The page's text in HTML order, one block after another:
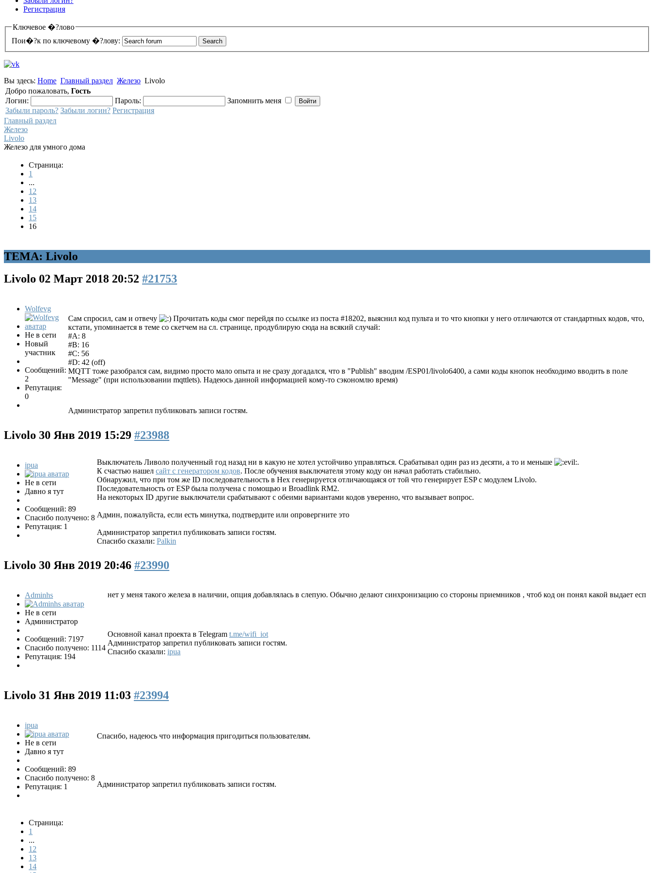
Регистрация
Ключевое �?лово
Пои�?к по ключевому �?лову:
Вы здесь: Home Главный раздел Железо Livolo
Добро пожаловать, Гость
Логин:
Пароль:
Запомнить меня
Забыли пароль? Забыли логин? Регистрация
Главный раздел
Железо
Livolo
Железо для умного дома
Страница:
1
...
12
13
14
15
16
ТЕМА: Livolo
Livolo 02 Март 2018 20:52 #21753
Wolfevg
Не в сети
Новый
участник
Сообщений:
2
Репутация:
0
Сам спросил, сам и отвечу
Прочитать коды смог перейдя по ссылке из поста #18202, выяснил код пульта и то что кнопки у него отличаются от стандартных кодов, что,
кстати, упоминается в теме со скетчем на сл. странице, продублирую сюда на всякий случай:
#A: 8
#B: 16
#C: 56
#D: 42 (off)
MQTT тоже разобрался сам, видимо просто мало опыта и не сразу догадался, что в "Publish" вводим /ESP01/livolo6400, а сами коды кнопок необходимо вводить в поле
"Message" (при использовании mqttlets). Надеюсь данной информацией кому-то сэкономлю время)
Администратор запретил публиковать записи гостям.
Livolo 30 Янв 2019 15:29 #23988
ipua
Не в сети
Давно я тут
Сообщений: 89
Спасибо получено: 8
Репутация: 1
Выключатель Ливоло полученный год назад ни в какую не хотел устойчиво управляться. Срабатывал один раз из десяти, а то и меньше
.
К счастью нашел сайт с генератором кодов. После обучения выключателя этому коду он начал работать стабильно.
Обнаружил, что при том же ID последовательность в Hex генерируется отличающаяся от той что генерирует ESP с модулем Livolo.
Последовательность от ESP была получена с помощью и Broadlink RM2.
На некоторых ID другие выключатели срабатывают с обеими вариантами кодов уверенно, что вызывает вопрос.
Админ, пожалуйста, если есть минутка, подтвердите или опровергните это
Администратор запретил публиковать записи гостям.
Спасибо сказали: Palkin
Livolo 30 Янв 2019 20:46 #23990
Adminhs
Не в сети
Администратор
Сообщений: 7197
Спасибо получено: 1114
Репутация: 194
нет у меня такого железа в наличии, опция добавлялась в слепую. Обычно делают синхронизацию со стороны приемников , чтоб код он понял какой выдает есп
Основной канал проекта в Telegram t.me/wifi_iot
Администратор запретил публиковать записи гостям.
Спасибо сказали: ipua
Livolo 31 Янв 2019 11:03 #23994
ipua
Не в сети
Давно я тут
Сообщений: 89
Спасибо получено: 8
Репутация: 1
Спасибо, надеюсь что информация пригодиться пользователям.
Администратор запретил публиковать записи гостям.
Страница:
1
...
12
13
14